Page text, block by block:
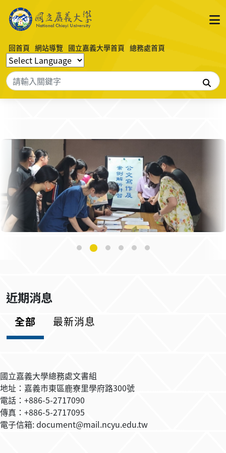
回首頁 網站導覽 國立嘉義大學首頁 總務處首頁
搜尋
近期消息
全部 最新消息
國立嘉義大學總務處文書組
地址：嘉義市東區鹿寮里學府路300號
電話：+886-5-2717090
傳真：+886-5-2717095
電子信箱: document@mail.ncyu.edu.tw